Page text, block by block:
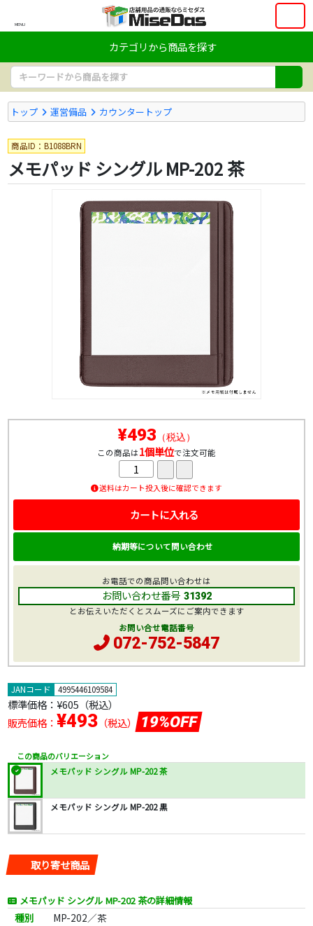
MENU
カテゴリから商品を探す
トップ 運営備品 カウンタートップ
商品ID：B1088BRN
メモパッド シングル MP-202 茶
JANコード 4995446109584
標準価格： ¥605 （税込）
販売価格： ¥493（税込） 19%OFF
この商品のバリエーション
メモパッド シングル MP-202 茶
メモパッド シングル MP-202 黒
取り寄せ商品
メモパッド シングル MP-202 茶の詳細情報
種別
MP-202／茶
¥493 （税込）
この商品は1個単位で注文可能
送料はカート投入後に確認できます
カートに入れる
納期等について問い合わせ
お電話での商品問い合わせは
お問い合わせ番号 31392
とお伝えいただくとスムーズにご案内できます
お問い合せ電話番号
072-752-5847